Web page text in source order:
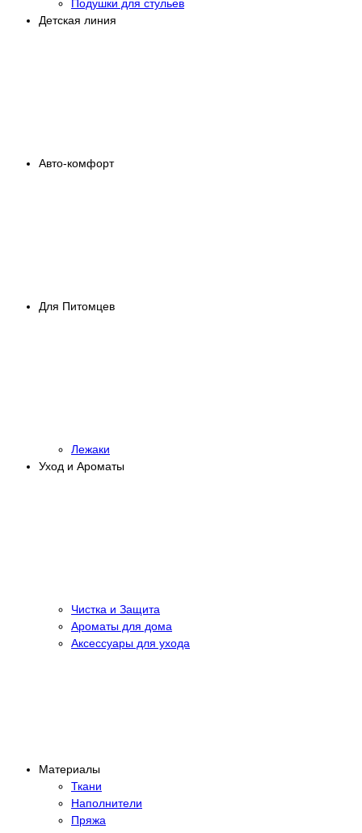
Подушки для стульев
Детская линия
Авто-комфорт
Для Питомцев
Лежаки
Уход и Ароматы
Чистка и Защита
Ароматы для дома
Аксессуары для ухода
Материалы
Ткани
Наполнители
Пряжа